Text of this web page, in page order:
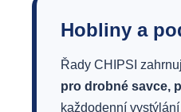
Hobliny a
Řady CHIPSI
pro drobné savce,
každodenní